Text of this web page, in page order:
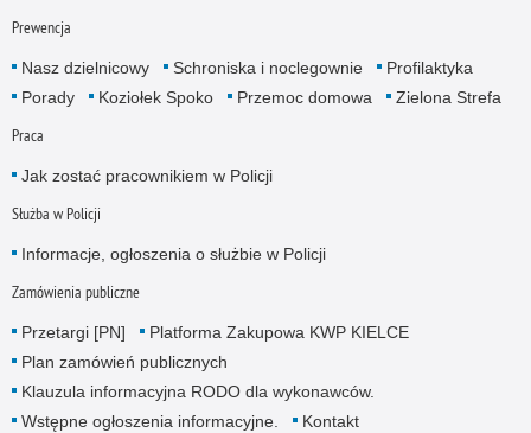
Prewencja
Nasz dzielnicowy Schroniska i noclegownie
Profilaktyka
Porady
Koziołek Spoko Przemoc domowa Zielona Strefa
Praca
Jak zostać pracownikiem w Policji
Służba w Policji
Informacje, ogłoszenia o służbie w Policji
Zamówienia publiczne
Przetargi [PN]
Platforma Zakupowa KWP KIELCE
Plan zamówień publicznych
Klauzula informacyjna RODO dla wykonawców.
Wstępne ogłoszenia informacyjne.
Kontakt